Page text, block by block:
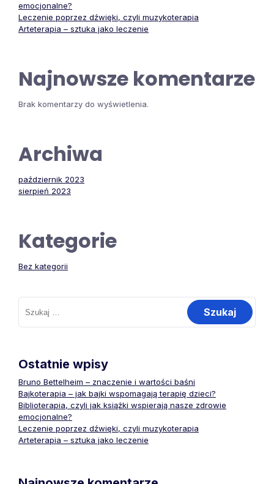
emocjonalne?
Leczenie poprzez dźwięki, czyli muzykoterapia
Arteterapia – sztuka jako leczenie
Najnowsze komentarze
Brak komentarzy do wyświetlenia.
Archiwa
październik 2023
sierpień 2023
Kategorie
Bez kategorii
Szukaj:
Ostatnie wpisy
Bruno Bettelheim – znaczenie i wartości baśni
Bajkoterapia – jak bajki wspomagają terapię dzieci?
Biblioterapia, czyli jak książki wspierają nasze zdrowie
emocjonalne?
Leczenie poprzez dźwięki, czyli muzykoterapia
Arteterapia – sztuka jako leczenie